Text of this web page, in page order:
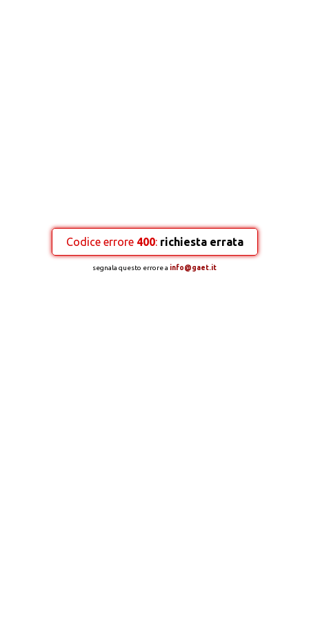
Codice errore 400: richiesta errata
segnala questo errore a info@gaet.it